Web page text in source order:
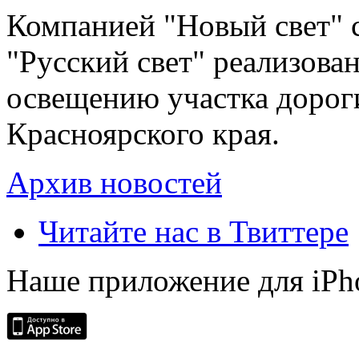
Компанией "Новый свет"
"Русский свет"
освещению участка
Красноярского края.
Архив новостей
Читайте нас в Твиттере
Наше приложение для